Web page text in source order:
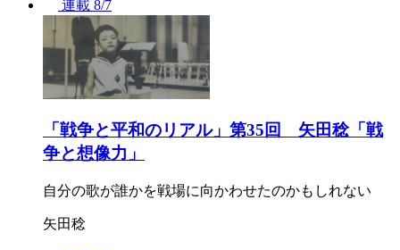
連載 8/7
「戦争と平和のリアル」第35回 矢田稔「戦
争と想像力」
自分の歌が誰かを戦場に向かわせたのかもしれない
矢田稔